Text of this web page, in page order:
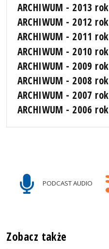
ARCHIWUM - 2013 rok
ARCHIWUM - 2012 rok
ARCHIWUM - 2011 rok
ARCHIWUM - 2010 rok
ARCHIWUM - 2009 rok
ARCHIWUM - 2008 rok
ARCHIWUM - 2007 rok
ARCHIWUM - 2006 rok
PODCAST AUDIO
Zobacz także